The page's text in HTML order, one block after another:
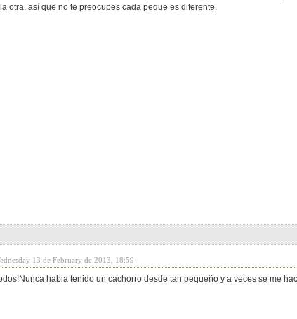
otra, así que no te preocupes cada peque es diferente.
13 de February de 2013, 18:59
habia tenido un cachorro desde tan pequeño y a veces se me